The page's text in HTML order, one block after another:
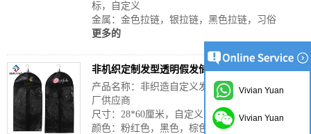
标，自定义
金属：金色拉链，银拉链，黑色拉链，习俗
更多的
非机织定制发型透明假发储藏袋工厂供应商
产品名称：非织造自定义发型清除假发储藏袋工
厂供应商
尺寸：28*60厘米，自定义
颜色：粉红色，黑色，棕色，蓝色，习惯
Vivian Yuan
Vivian Yuan